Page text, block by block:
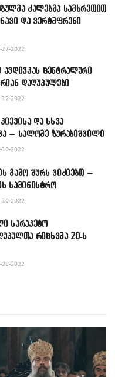
ძალებმა სამხრეთით
და ვერტმფრენი
27-2022
ავდივკას ცენტრალური
დაღუპულები
12-2022
და სხვა
– სალომე ზურაბიშვილი
10-2022
გამო შურს ვიძიებთ –
სამინისტრო
10-2022
სარაკეტო
რიცხვმა 20-ს
28-2022